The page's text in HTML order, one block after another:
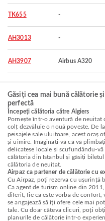
TK655 -
AH3013 -
AH3907 Airbus A320
Găsiți cea mai bună călătorie
perfectă
Începeți călătoria către Algiers
Pornește într-o aventură de neuitat
colț dezvăluie o nouă poveste. De
peisajele sale uluitoare, acest oraș
și uimire. Imaginați-vă că vă
delicatese locale și scufundându-
călătoria din Istanbul și găsiți
călătoria de neuitat.
Airpaz ca partener de călătorie cu
Cu Airpaz, poți rezerva cu ușurință
Ca agent de turism online din
diferit, fie că este vorba de confort,
se angajează să îți ofere cele mai
tale. Cu doar câteva clicuri, poți
planurile de călătorie într-o